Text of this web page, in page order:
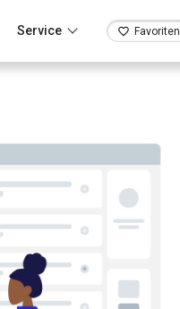
Service Favoriten